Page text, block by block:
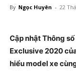
By Ngọc Huyên - 22
Cập nhật Thông
Exclusive 2020
hiểu model xe